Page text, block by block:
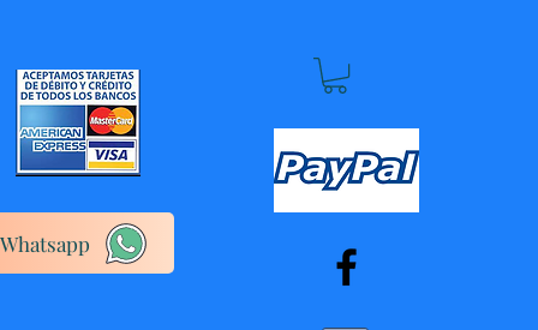
Whatsapp